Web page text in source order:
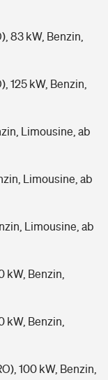
83 kW, Benzin,
125 kW, Benzin,
Limousine, ab
Limousine, ab
Limousine, ab
kW, Benzin,
kW, Benzin,
100 kW, Benzin,